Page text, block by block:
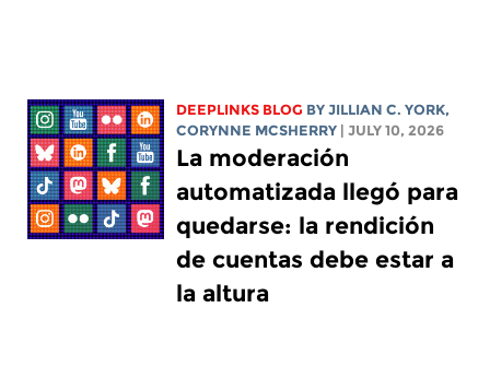
DEEPLINKS BLOG BYJILLIAN C. YORK,
CORYNNE MCSHERRY | JULY 10, 2026
La moderación
automatizada llegó para
quedarse: la rendición
de cuentas debe estar a
la altura